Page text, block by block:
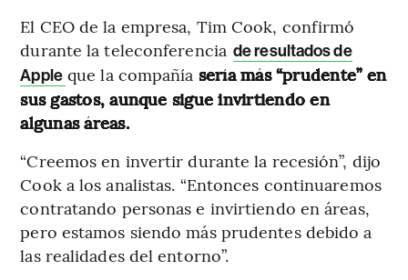
El CEO de la empresa, Tim Cook, confirmó
durante la teleconferencia de resultados de
Apple que la compañía sería más “prudente” en
sus gastos, aunque sigue invirtiendo en
algunas áreas.
“Creemos en invertir durante la recesión”, dijo
Cook a los analistas. “Entonces continuaremos
contratando personas e invirtiendo en áreas,
pero estamos siendo más prudentes debido a
las realidades del entorno”.